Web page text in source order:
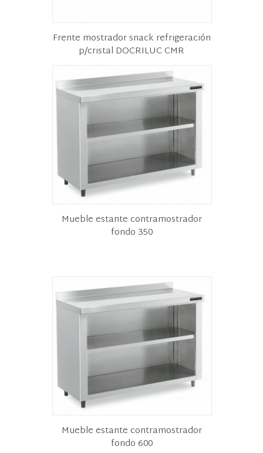
Frente mostrador snack refrigeración
p/cristal DOCRILUC CMR
Mueble estante contramostrador
fondo 350
Mueble estante contramostrador
fondo 600